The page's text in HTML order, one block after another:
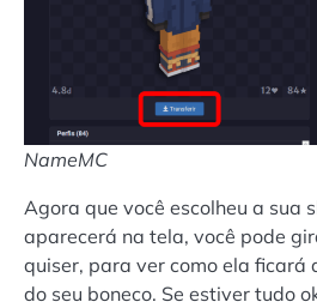
NameMC
Agora que você escolheu a sua
aparecerá na tela, você pode
quiser, para ver como ela ficará
do seu boneco. Se estiver tudo